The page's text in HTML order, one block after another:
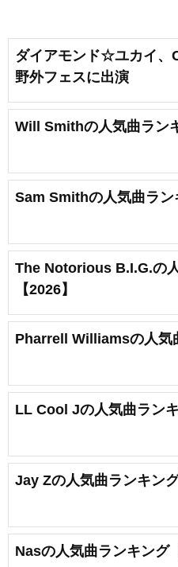
ダイアモンド☆ユカイ、
野外フェスに出演
Will Smithの人気曲ラン
Sam Smithの人気曲ラン
The Notorious B.I.G.の
【2026】
Pharrell Williamsの人気
LL Cool Jの人気曲ランキ
Jay Zの人気曲ランキング
Nasの人気曲ランキング